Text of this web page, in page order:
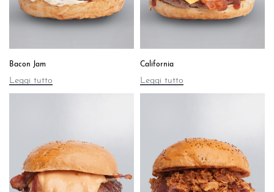
Bacon Jam
Leggi tutto
California
Leggi tutto